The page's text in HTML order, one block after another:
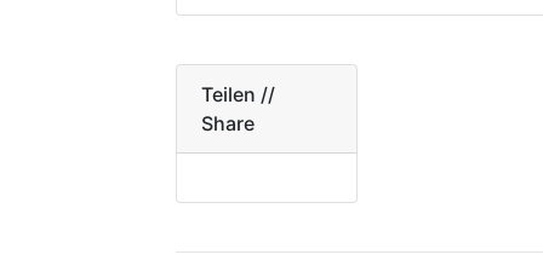
Teilen //
Share